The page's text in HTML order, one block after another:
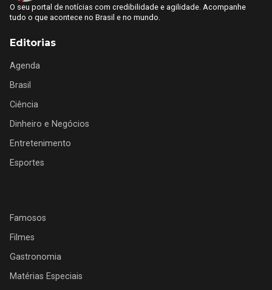
O seu portal de notícias com credibilidade e agilidade. Acompanhe
tudo o que acontece no Brasil e no mundo.
Editorias
Agenda
Brasil
Ciência
Dinheiro e Negócios
Entretenimento
Esportes
Famosos
Filmes
Gastronomia
Matérias Especiais